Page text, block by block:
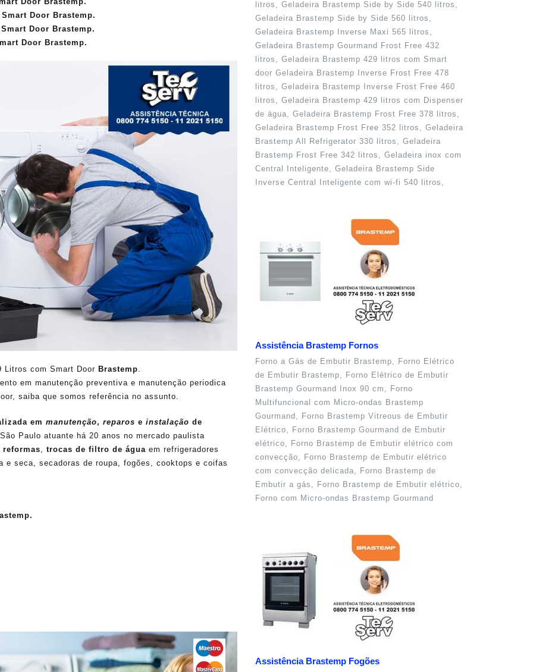
Door Brastemp.
Door Brastemp.
Door Brastemp.
Litros com Smart Door Brastemp.
em manutenção preventiva e manutenção periodica
saiba que somos referência no assunto.
em manutenção, reparos e instalação de
Paulo atuante há 20 anos no mercado paulista
reformas trocas de filtro de água em refrigeradores
seca, secadoras de roupa, fogões, cooktops e coifas
litros, Geladeira Brastemp Side by Side 540 litros,
Geladeira Brastemp Side by Side 560 litros,
Geladeira Brastemp Inverse Maxi 565 litros,
Geladeira Brastemp Gourmand Frost Free 432
litros, Geladeira Brastemp 429 litros com Smart
door Geladeira Brastemp Inverse Frost Free 478
litros, Geladeira Brastemp Inverse Frost Free 460
litros, Geladeira Brastemp 429 litros com Dispenser
de água, Geladeira Brastemp Frost Free 378 litros,
Geladeira Brastemp Frost Free 352 litros, Geladeira
Brastemp All Refrigerator 330 litros, Geladeira
Brastemp Frost Free 342 litros, Geladeira inox com
Central Inteligente, Geladeira Brastemp Side
Inverse Central Inteligente com wi-fi 540 litros,
Assistência Brastemp Fornos
Forno a Gás de Embutir Brastemp, Forno Elétrico
de Embutir Brastemp, Forno Elétrico de Embutir
Brastemp Gourmand Inox 90 cm, Forno
Multifuncional com Micro-ondas Brastemp
Gourmand, Forno Brastemp Vitreous de Embutir
Elétrico, Forno Brastemp Gourmand de Embutir
elétrico, Forno Brastemp de Embutir elétrico com
convecção, Forno Brastemp de Embutir elétrico
com convecção delicada, Forno Brastemp de
Embutir a gás, Forno Brastemp de Embutir elétrico,
Forno com Micro-ondas Brastemp Gourmand
Assistência Brastemp Fogões